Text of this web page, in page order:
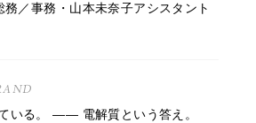
務／事務・山本未奈子アシスタント
いる。 —— 電解質という答え。